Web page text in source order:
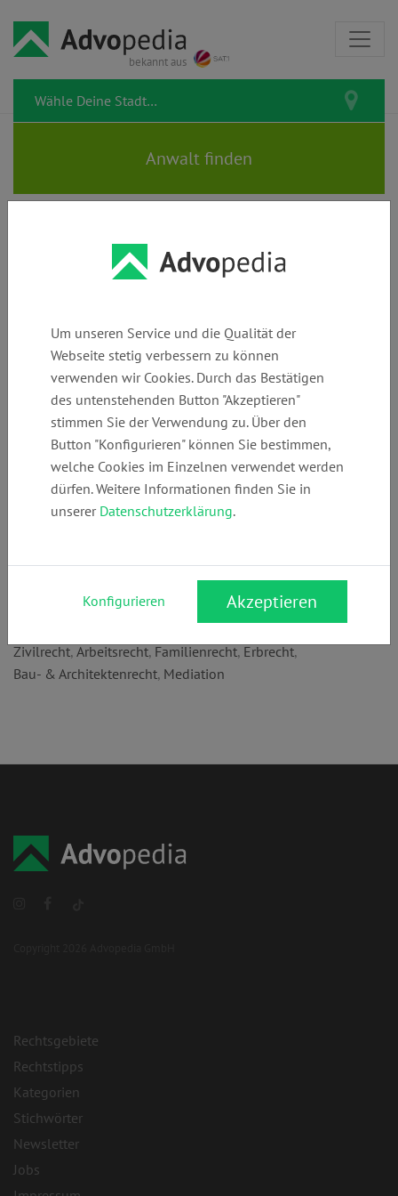
bekannt aus
PAUL & PARTNER |
Notare | Mediatoren
Telefon:
+49 (0)
3088710790
E-Mail:
info@paul-
partner.eu
www.paul-
partner.eu
Zivilrecht, Arbeitsrecht, Familienrecht, Erbrecht,
Bau- & Architektenrecht, Mediation
Rechtsgebiete
Rechtstipps
Kategorien
Stichwörter
Newsletter
Jobs
Um unseren Service und die Qualität der
Webseite stetig verbessern zu können
verwenden wir Cookies. Durch das Bestätigen
des untenstehenden Button "Akzeptieren"
stimmen Sie der Verwendung zu. Über den
Button "Konfigurieren" können Sie bestimmen,
welche Cookies im Einzelnen verwendet werden
dürfen. Weitere Informationen finden Sie in
unserer Datenschutzerklärung.
Konfigurieren Akzeptieren